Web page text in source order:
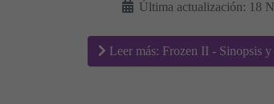
Última actualización: 18
Leer más: Frozen II - Sinopsis